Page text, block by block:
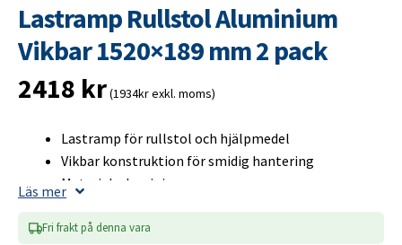
Lastramp Rullstol Aluminium
Vikbar 1520×189 mm 2 pack
2418 kr(1934kr exkl. moms)
Lastramp för rullstol och hjälpmedel
Vikbar konstruktion för smidig hantering
Material: aluminium
Mått hopfälld: 835×189 mm
Läs mer
Fri frakt på denna vara